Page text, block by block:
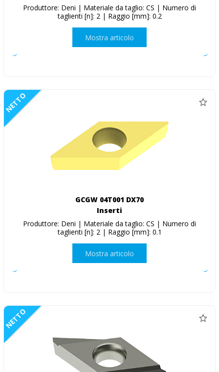
Produttore: Deni | Materiale da taglio: CS | Numero di
taglienti [n]: 2 | Raggio [mm]: 0.2
Mostra articolo
NETTO
GCGW 04T001 DX70
Inserti
Produttore: Deni | Materiale da taglio: CS | Numero di
taglienti [n]: 2 | Raggio [mm]: 0.1
Mostra articolo
NETTO